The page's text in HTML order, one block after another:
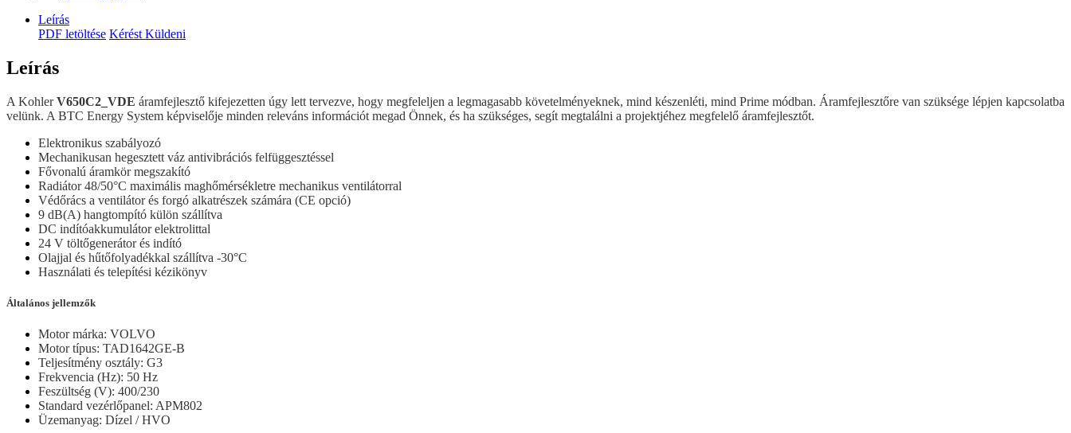
Leírás
PDF letöltése Kérést Küldeni
Leírás
A KohlerV650C2_VDE áramfejlesztő kifejezetten úgy lett tervezve, hogy megfeleljen a legmagasabb követelményeknek, mind készenléti, mind Prime módban. Áramfejlesztőre van szüksége lépjen kapcsolatba
velünk. A BTC Energy System képviselője minden releváns információt megad Önnek, és ha szükséges, segít megtalálni a projektjéhez megfelelő áramfejlesztőt.
Elektronikus szabályozó
Mechanikusan hegesztett váz antivibrációs felfüggesztéssel
Fővonalú áramkör megszakító
Radiátor 48/50°C maximális maghőmérsékletre mechanikus ventilátorral
Védőrács a ventilátor és forgó alkatrészek számára (CE opció)
9 dB(A) hangtompító külön szállítva
DC indítóakkumulátor elektrolittal
24 V töltőgenerátor és indító
Olajjal és hűtőfolyadékkal szállítva -30°C
Használati és telepítési kézikönyv
Általános jellemzők
Motor márka: VOLVO
Motor típus: TAD1642GE-B
Teljesítmény osztály: G3
Frekvencia (Hz): 50 Hz
Feszültség (V): 400/230
Standard vezérlőpanel: APM802
Üzemanyag: Dízel / HVO